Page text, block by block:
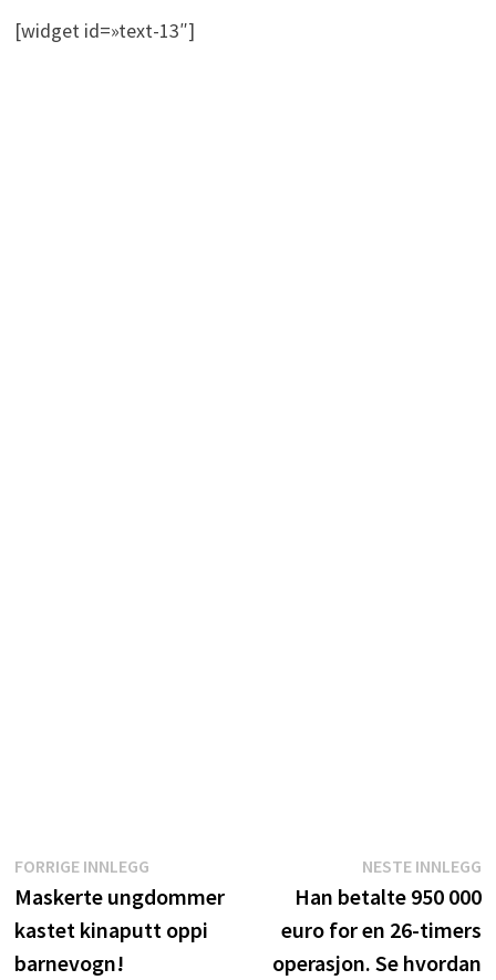
[widget id=»text-13″]
Innleggsnavigasjon
FORRIGE INNLEGGForrige
innlegg:
Maskerte ungdommer
kastet kinaputt oppi
barnevogn!
NESTE INNLEGG
Han betalte 950 000
euro for en 26-timers
operasjon. Se hvordan